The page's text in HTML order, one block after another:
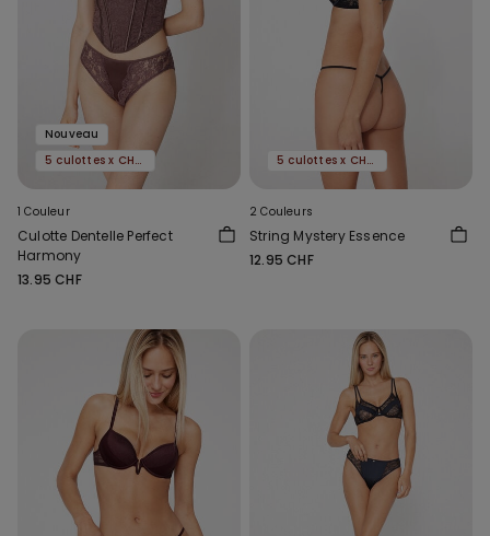
Nouveau
5 culottes x CHF 29.90
1 Couleur
Culotte Dentelle Perfect
Harmony
13.95 CHF
5 culottes x CHF 29.90
2 Couleurs
String Mystery Essence
12.95 CHF